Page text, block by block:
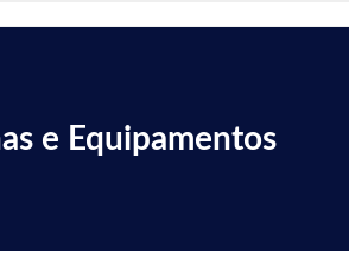
e Equipamentos